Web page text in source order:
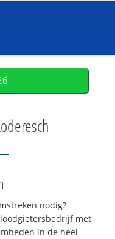
nodig?
met
in de heel